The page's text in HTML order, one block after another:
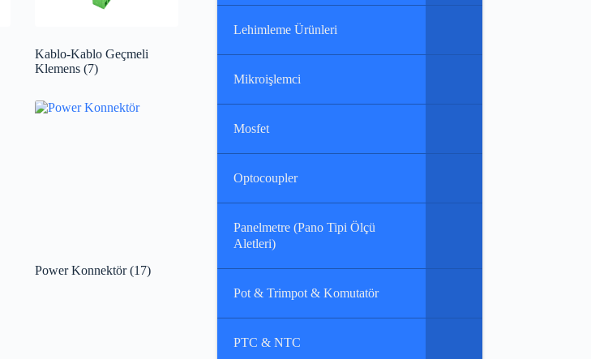
Kablo-Kablo Geçmeli
Klemens(7)
Power Konnektör(17)
Lehimleme Ürünleri
Mikroişlemci
Mosfet
Optocoupler
Panelmetre (Pano Tipi Ölçü
Aletleri)
Pot & Trimpot & Komutatör
PTC & NTC